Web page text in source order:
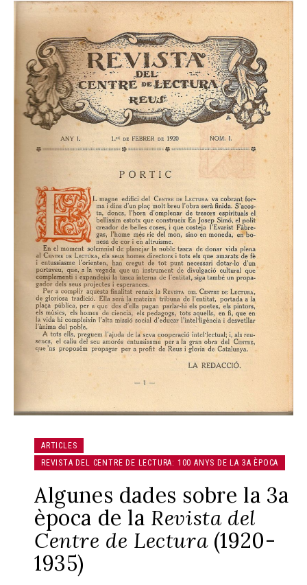
ARTICLES
REVISTA DEL CENTRE DE LECTURA: 100 ANYS DE LA 3A ÈPOCA
Algunes dades sobre la 3a
època de la Revista del
Centre de Lectura(1920-
1935)